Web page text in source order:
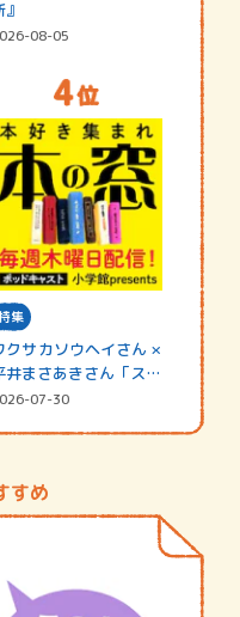
08-05
集
クサカソウヘイさん ×
井まさあきさん「スペ
ャ…07-30
すめ